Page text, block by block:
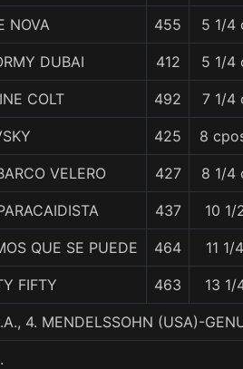
NOVA 455 5 1/4
DUBAI 412 5 1/4
COLT 492 7 1/4
425 8
VELERO 427 8 1/4
437 10 1/
QUE SE PUEDE 464 11 1/4
FIFTY 463 13 1/
4. MENDELSSOHN (USA)-